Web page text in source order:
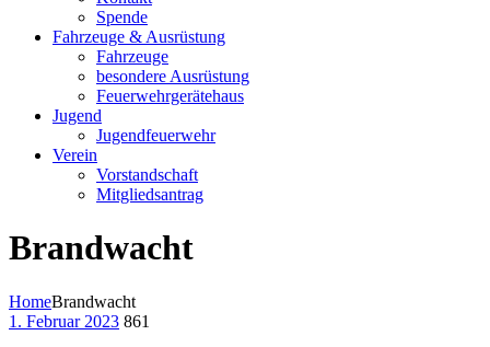
Spende
Fahrzeuge & Ausrüstung
Fahrzeuge
besondere Ausrüstung
Feuerwehrgerätehaus
Jugend
Jugendfeuerwehr
Verein
Vorstandschaft
Mitgliedsantrag
Brandwacht
HomeBrandwacht
1. Februar 2023 861